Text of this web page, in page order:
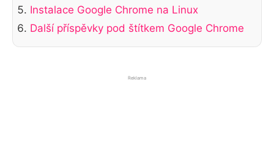
Instalace Google Chrome na Linux
Další příspěvky pod štítkem Google Chrome
Reklama